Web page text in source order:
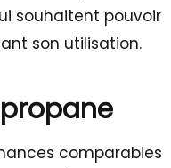
souhaitent pouvoir
son utilisation.
comparables